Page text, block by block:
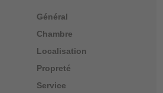
Général
Chambre
Localisation
Propreté
Service